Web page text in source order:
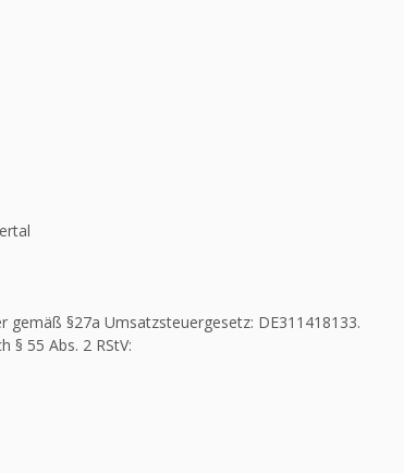
§27a Umsatzsteuergesetz: DE311418133.
§ 55 Abs. 2 RStV: